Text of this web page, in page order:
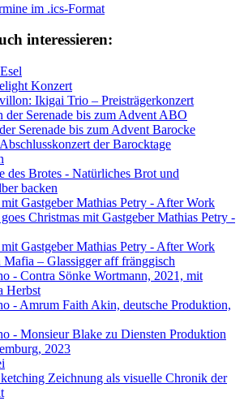
im .ics-Format
interessieren:
Konzert
Ikigai Trio – Preisträgerkonzert
Serenade bis zum Advent ABO
Serenade bis zum Advent Barocke
der Barocktage
des Brotes - Natürliches Brot und
backen
Gastgeber Mathias Petry - After Work
Christmas mit Gastgeber Mathias Petry -
Gastgeber Mathias Petry - After Work
– Glassigger aff fränggisch
- Contra Sönke Wortmann, 2021, mit
Herbst
- Amrum Faith Akin, deutsche Produktion,
- Monsieur Blake zu Diensten Produktion
2023
Zeichnung als visuelle Chronik der